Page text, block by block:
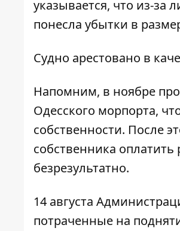
указывается, что из-за
понесла убытки в
Судно арестовано в
Напомним, в ноябре
Одесского морпорта,
собственности. После
собственника
безрезультатно.
14 августа
потраченные на